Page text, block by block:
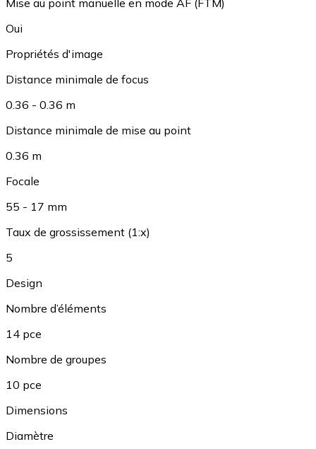
Oui
Propriétés d'image
Distance minimale de focus
0.36 - 0.36 m
Distance minimale de mise au point
0.36 m
Focale
55 - 17 mm
Taux de grossissement (1:x)
5
Design
Nombre d’éléments
14 pce
Nombre de groupes
10 pce
Dimensions
Diamètre